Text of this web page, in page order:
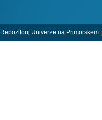
Repozitorij Univerze na Primorskem |